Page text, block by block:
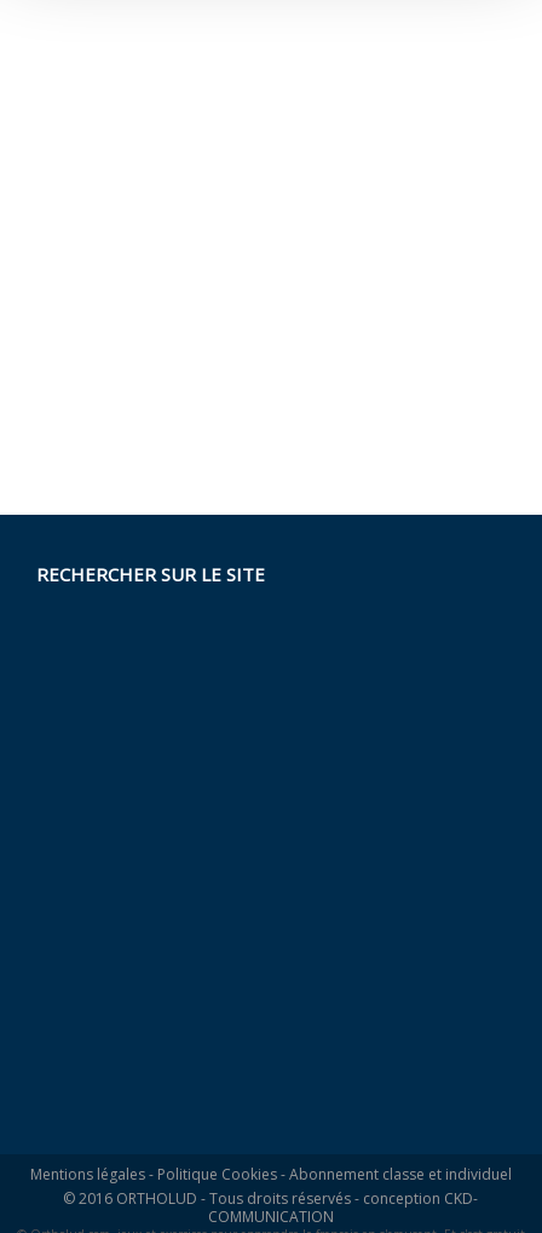
RECHERCHER SUR LE SITE
Mentions légales- Politique Cookies-Abonnement classe et individuel
© 2016 ORTHOLUD - Tous droits réservés - conception CKD-
COMMUNICATION